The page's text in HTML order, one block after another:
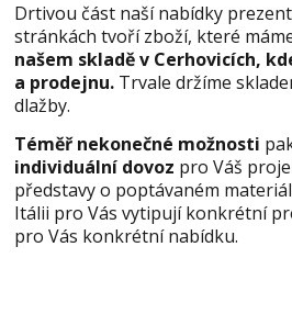
Drtivou část naší nabídky
stránkách tvoří zboží, které
našem skladě v Cerhovicích,
a prodejnu. Trvale držíme
dlažby.
Téměř nekonečné možnosti
individuální dovoz pro Váš
představy o poptávaném
Itálii pro Vás vytipují konkrétní
pro Vás konkrétní nabídku.